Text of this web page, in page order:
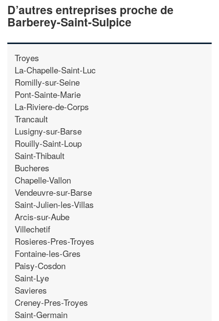
D’autres entreprises proche de
Barberey-Saint-Sulpice
Troyes
La-Chapelle-Saint-Luc
Romilly-sur-Seine
Pont-Sainte-Marie
La-Riviere-de-Corps
Trancault
Lusigny-sur-Barse
Rouilly-Saint-Loup
Saint-Thibault
Bucheres
Chapelle-Vallon
Vendeuvre-sur-Barse
Saint-Julien-les-Villas
Arcis-sur-Aube
Villechetif
Rosieres-Pres-Troyes
Fontaine-les-Gres
Paisy-Cosdon
Saint-Lye
Savieres
Creney-Pres-Troyes
Saint-Germain